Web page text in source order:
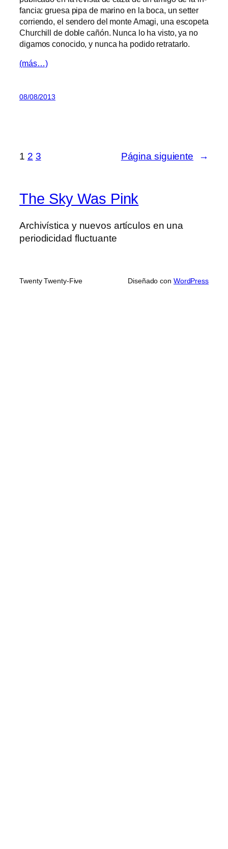
fan­cia: grue­sa pi­pa de ma­rino en la bo­ca, un set­ter
co­rrien­do, el sen­de­ro del mon­te Amagi, una es­co­pe­ta
Churchill de do­ble ca­ñón. Nunca lo ha vis­to, ya no
di­ga­mos co­no­ci­do, y nun­ca ha po­di­do retratarlo.
(más…)
08/08/2013
1 2 3 Página siguiente →
The Sky Was Pink
Archivística y nuevos artículos en una
periodicidad fluctuante
Twenty Twenty-Five Diseñado con WordPress